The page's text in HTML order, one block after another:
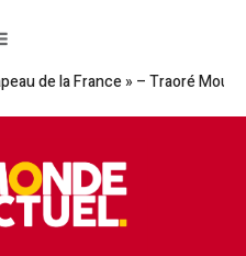
» – Traoré Moussa